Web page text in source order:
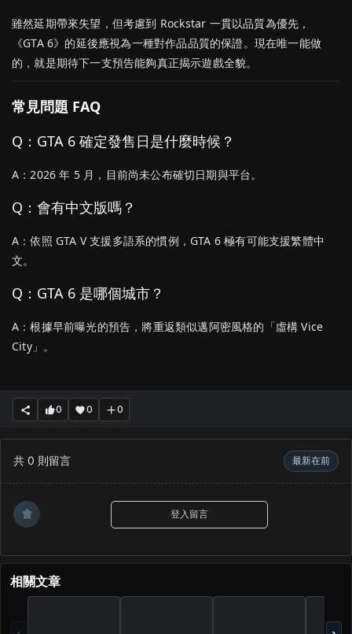
雖然延期帶來失望，但考慮到 Rockstar 一貫以品質為優先，
《GTA 6》的延後應視為一種對作品品質的保證。現在唯一能做
的，就是期待下一支預告能夠真正揭示遊戲全貌。
常見問題 FAQ
Q：GTA 6 確定發售日是什麼時候？
A：2026 年 5 月，目前尚未公布確切日期與平台。
Q：會有中文版嗎？
A：依照 GTA V 支援多語系的慣例，GTA 6 極有可能支援繁體中
文。
Q：GTA 6 是哪個城市？
A：根據早前曝光的預告，將重返類似邁阿密風格的「虛構 Vice
City」。
0 0 0
共 0 則留言 最新在前
會 登入留言
相關文章